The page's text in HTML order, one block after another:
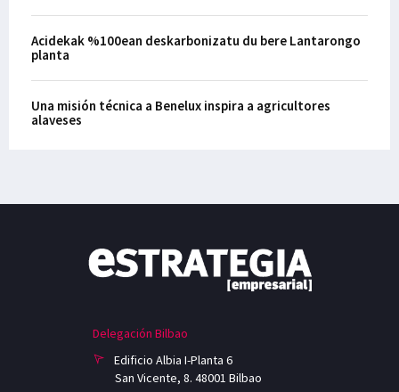
Acidekak %100ean deskarbonizatu du bere Lantarongo
planta
Una misión técnica a Benelux inspira a agricultores
alaveses
Delegación Bilbao
Edificio Albia I-Planta 6
San Vicente, 8. 48001 Bilbao